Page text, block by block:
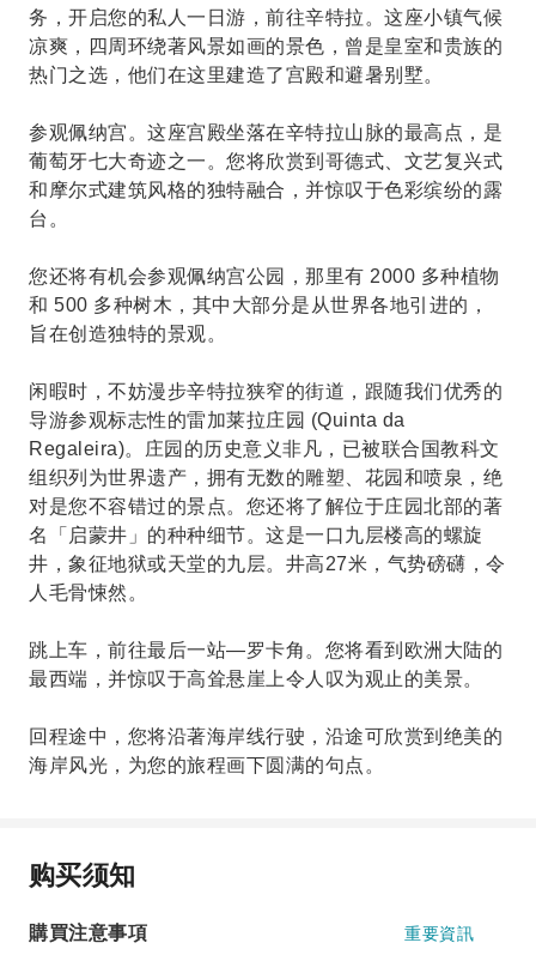
务，开启您的私人一日游，前往辛特拉。这座小镇气候
凉爽，四周环绕著风景如画的景色，曾是皇室和贵族的
热门之选，他们在这里建造了宫殿和避暑别墅。
参观佩纳宫。这座宫殿坐落在辛特拉山脉的最高点，是
葡萄牙七大奇迹之一。您将欣赏到哥德式、文艺复兴式
和摩尔式建筑风格的独特融合，并惊叹于色彩缤纷的露
台。
您还将有机会参观佩纳宫公园，那里有 2000 多种植物
和 500 多种树木，其中大部分是从世界各地引进的，
旨在创造独特的景观。
闲暇时，不妨漫步辛特拉狭窄的街道，跟随我们优秀的
导游参观标志性的雷加莱拉庄园 (Quinta da
Regaleira)。庄园的历史意义非凡，已被联合国教科文
组织列为世界遗产，拥有无数的雕塑、花园和喷泉，绝
对是您不容错过的景点。您还将了解位于庄园北部的著
名「启蒙井」的种种细节。这是一口九层楼高的螺旋
井，象征地狱或天堂的九层。井高27米，气势磅礴，令
人毛骨悚然。
跳上车，前往最后一站—罗卡角。您将看到欧洲大陆的
最西端，并惊叹于高耸悬崖上令人叹为观止的美景。
回程途中，您将沿著海岸线行驶，沿途可欣赏到绝美的
海岸风光，为您的旅程画下圆满的句点。
购买须知
購買注意事項 重要資訊